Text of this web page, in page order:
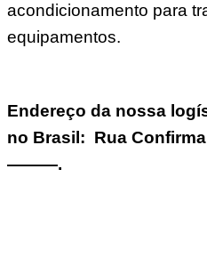
acondicionamento para
equipamentos.
Endereço da nossa
no Brasil: Rua
———.